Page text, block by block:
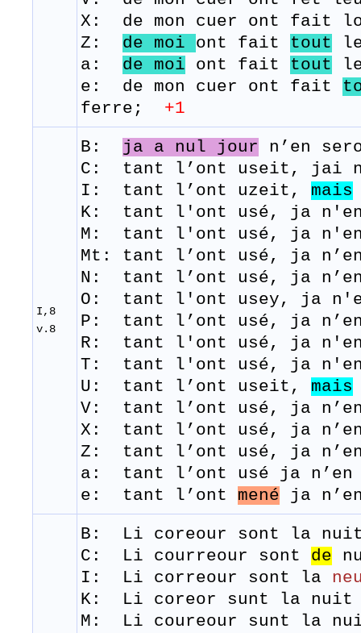
X: de mon cuer ont fait
Z: de moi ont fait tout
a: de moi ont fait tout
e: de mon cuer ont fait
ferre; +1
I,8
v.8
B: ja a nul jour n’en
C: tant l’ont useit, jai
I: tant l’ont uzeit, mais
K: tant l'ont usé, ja
M: tant l'ont usé, j a
Mt: tant l’ont usé, ja
N: tant l’ont usé, ja
O: tant l'ont usey, ja
P: tant l’ont usé, ja
R: tant l'ont usé, j a
T: tant
l'ont usé, j a
U: tant l’ont useit, mais
V: tant l’ont usé, ja
X: tant l’ont usé, ja
Z: tant l’ont usé, ja
a: tant l’ont usé ja
e: tant l’ont mené ja
B: Li coreour sont la
C: Li courreour sont de
I: Li correour sont la
K: Li coreor sunt la nuit
M: Li coureour sunt la